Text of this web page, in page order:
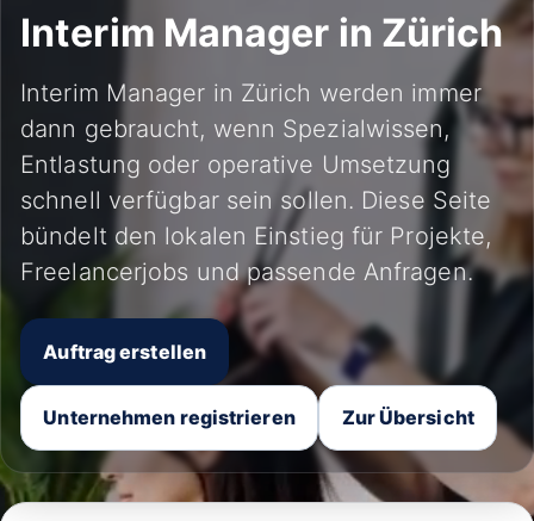
Interim Manager in Zürich
Interim Manager in Zürich werden immer
dann gebraucht, wenn Spezialwissen,
Entlastung oder operative Umsetzung
schnell verfügbar sein sollen. Diese Seite
bündelt den lokalen Einstieg für Projekte,
Freelancerjobs und passende Anfragen.
Auftrag erstellen
Unternehmen registrieren Zur Übersicht